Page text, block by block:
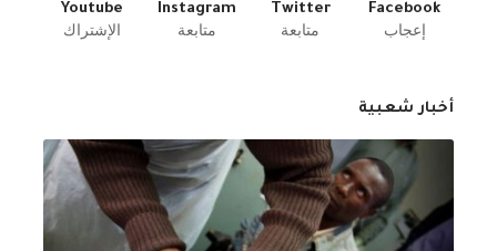
Facebook
إعجاب
Twitter
متابعة
Instagram
متابعة
Youtube
الإشتراك
أخبار شعبية